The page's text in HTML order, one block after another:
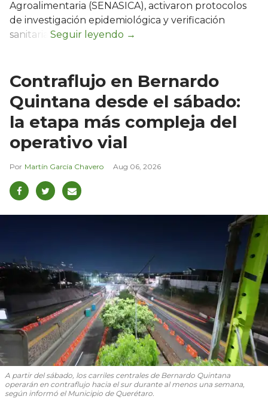
Agroalimentaria (SENASICA), activaron protocolos
de investigación epidemiológica y verificación
sanitaria.
Contraflujo en Bernardo
Quintana desde el sábado:
la etapa más compleja del
operativo vial
Martín García Chavero Aug 06, 2026
A partir del sábado, los carriles centrales de Bernardo Quintana
operarán en contraflujo hacia el sur durante al menos una semana,
según informó el Municipio de Querétaro.